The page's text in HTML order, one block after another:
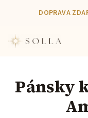
DOPRAVA
Pánsky